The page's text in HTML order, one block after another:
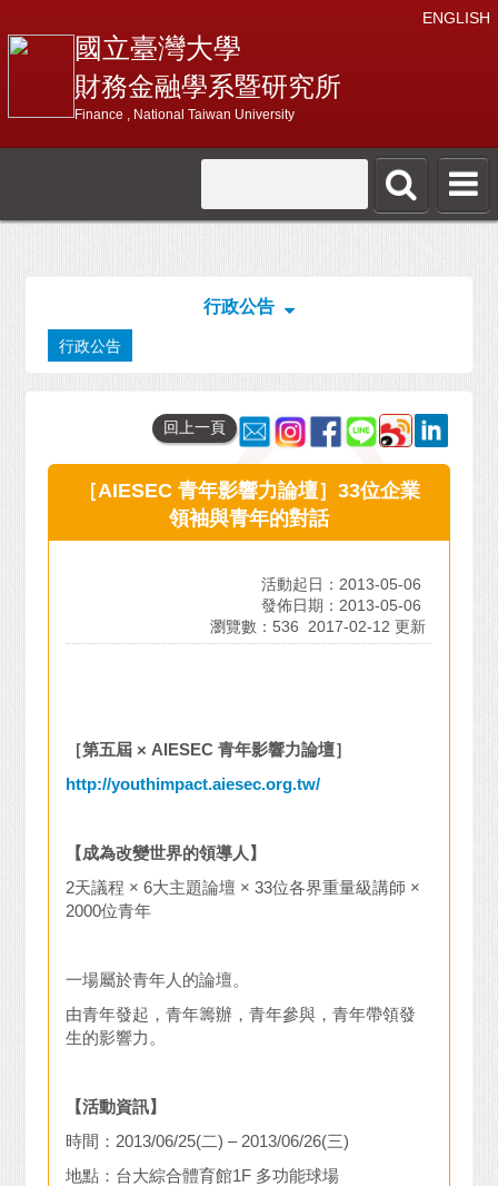
ENGLISH
國立臺灣大學
財務金融學系暨研究所
Finance , National Taiwan University
行政公告
行政公告
回上一頁
［AIESEC 青年影響力論壇］33位企業
領袖與青年的對話
活動起日：2013-05-06
發佈日期：2013-05-06
瀏覽數：536
2017-02-12 更新
［第五屆 × AIESEC青年影響力論壇］
http://youthimpact.aiesec.org.tw/
【成為改變世界的領導人】
2天議程 × 6大主題論壇 × 33位各界重量級講師 ×
2000位青年
一場屬於青年人的論壇。
由青年發起，青年籌辦，青年參與，青年帶領發
生的影響力。
【活動資訊】
時間：2013/06/25(二) – 2013/06/26(三)
地點：台大綜合體育館1F 多功能球場